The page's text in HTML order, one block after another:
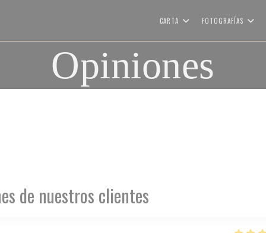
CARTA FOTOGRAFÍAS
Opiniones
de nuestros clientes